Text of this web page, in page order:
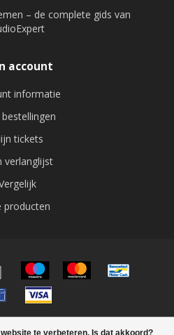
te verbeteren. Is dat akkoord?
– de complete gids van
account
informatie
tickets
verlanglijst
producten
2026 Audio expert